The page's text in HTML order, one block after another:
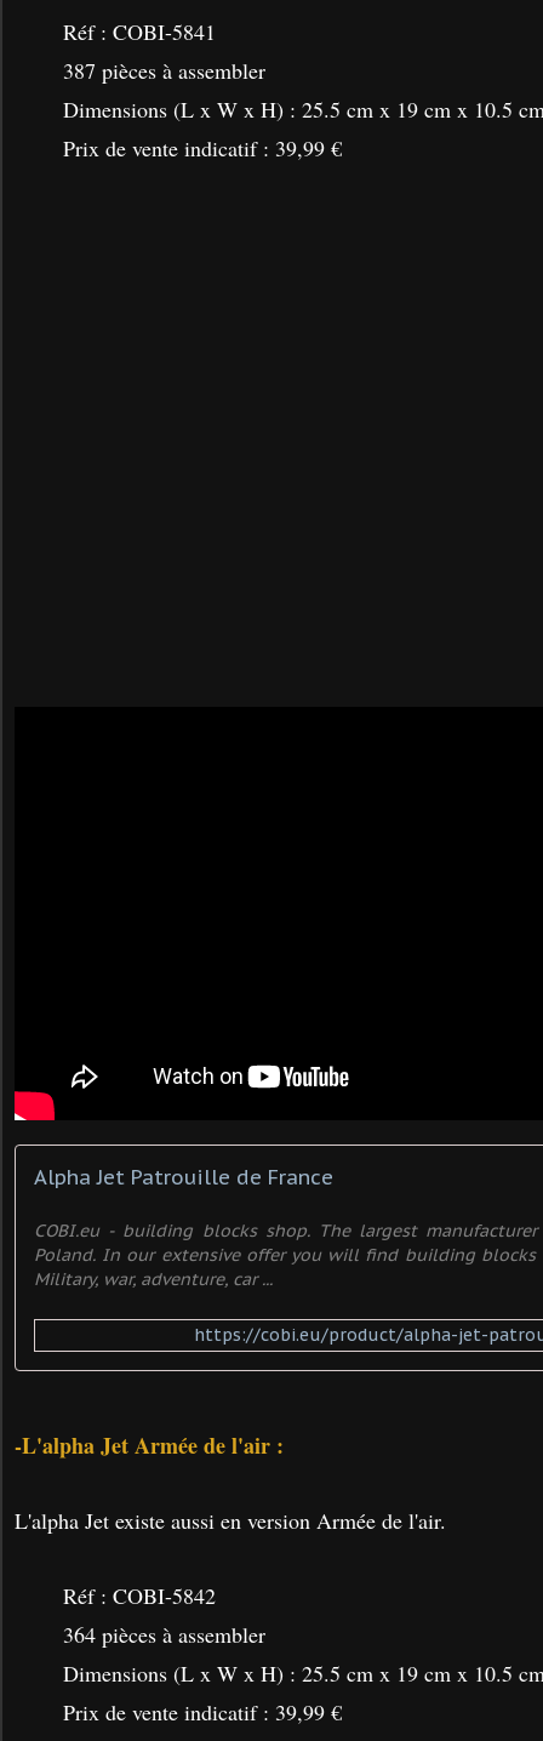
Réf : COBI-5841
387 pièces à assembler
Dimensions (L x W x H) : 25.5 cm x 19 cm x 10.5
Prix de vente indicatif : 39,99 €
Alpha Jet Patrouille de France
COBI.eu - building blocks shop. The largest
Poland. In our extensive offer you will find building
Military, war, adventure, car ...
https://cobi.eu/product/alpha-jet-
-L'alpha Jet Armée de l'air :
L'alpha Jet existe aussi en version Armée de l'air.
Réf : COBI-5842
364 pièces à assembler
Dimensions (L x W x H) : 25.5 cm x 19 cm x 10.5
Prix de vente indicatif : 39,99 €